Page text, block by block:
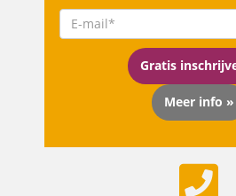
Gratis
Meer info »